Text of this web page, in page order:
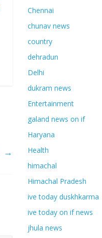
→
Chennai
chunav news
country
dehradun
Delhi
dukram news
Entertainment
galand news on if
Haryana
Health
himachal
Himachal Pradesh
ive today duskhkarma
ive today on if news
jhula news